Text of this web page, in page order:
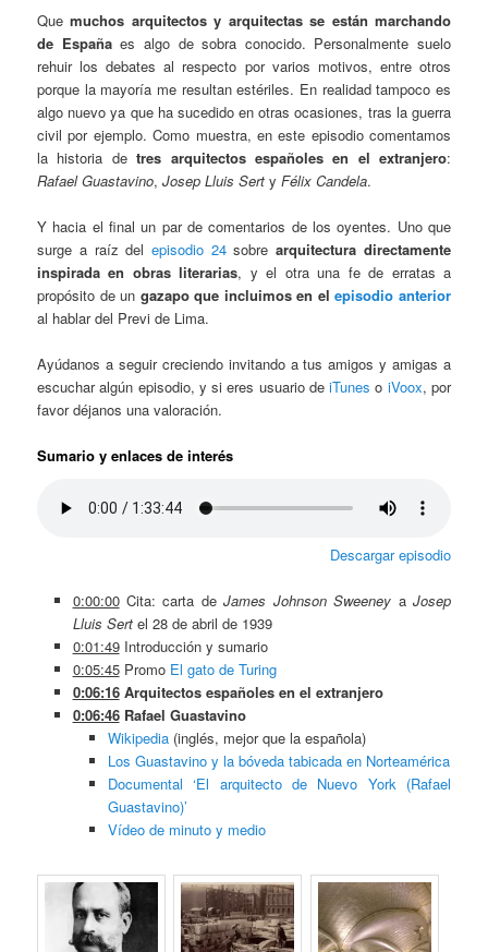
Quemuchos arquitectos y arquitectas se están marchando
de Españaes algo de sobra conocido. Personalmente suelo
rehuir los debates al respecto por varios motivos, entre otros
porque la mayoría me resultan estériles. En realidad tampoco es
algo nuevo ya que ha sucedido en otras ocasiones, tras la guerra
civil por ejemplo. Como muestra, en este episodio comentamos
la historia detres arquitectos españoles en el extranjero:
Rafael Guastavino,Josep Lluis Sert yFélix Candela.
Y hacia el final un par de comentarios de los oyentes. Uno que
surge a raíz del episodio 24sobrearquitectura directamente
inspirada en obras literarias, y el otra una fe de erratas a
propósito de un gazapo que incluimos en elepisodio anterior
al hablar del Previ de Lima.
Ayúdanos a seguir creciendo invitando a tus amigos y amigas a
escuchar algún episodio, y si eres usuario deiTunes o iVoox, por
favor déjanos una valoración.
Sumario y enlaces de interés
Descargar episodio
0:00:00Cita: carta deJames Johnson Sweeney a Josep
Lluis Sertel 28 de abril de 1939
0:01:49Introducción y sumario
0:05:45Promo El gato de Turing
0:06:16Arquitectos españoles en el extranjero
0:06:46Rafael Guastavino
Wikipedia (inglés, mejor que la española)
Los Guastavino y la bóveda tabicada en Norteamérica
Documental ‘El arquitecto de Nuevo York (Rafael
Guastavino)’
Vídeo de minuto y medio